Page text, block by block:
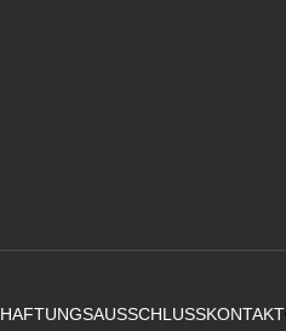
HAFTUNGSAUSSCHLUSSKONTAKT